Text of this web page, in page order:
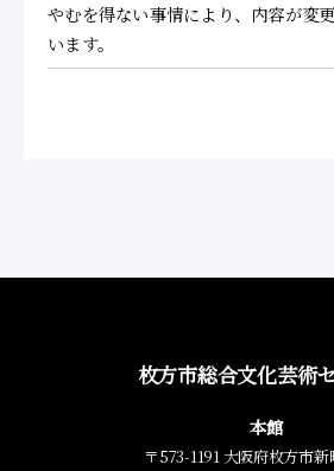
やむを得ない事情により、内容が変
います。
枚方市総合文化芸術
本館
〒573-1191 大阪府枚方市